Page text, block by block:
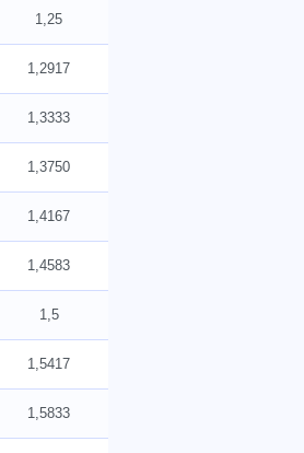
1,25
1,2917
1,3333
1,3750
1,4167
1,4583
1,5
1,5417
1,5833